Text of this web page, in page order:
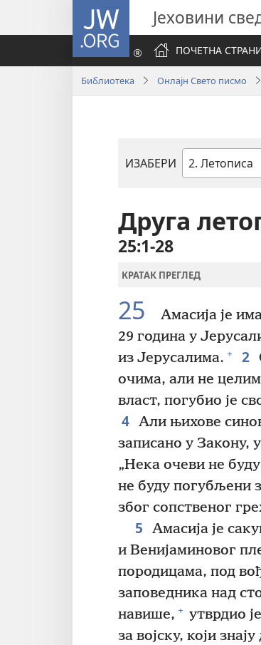
JW.ORG Јеховини
ПОЧЕТНА
Библиотека Онлајн Свето писмо
ИЗАБЕРИ
Библијска
Друга
25:1-28
КРАТАК ПРЕГЛЕД
25
Амасија је
29 година у
из Јерусалима. + 2
очима, али не
власт, погубио је
4 Али њихове
записано у Закону,
„Нека очеви не
не буду погубљени
због сопственог
5
Амасија је
и Венијаминовог
породицама, под
заповедника над
навише, + утврдио
за војску, који